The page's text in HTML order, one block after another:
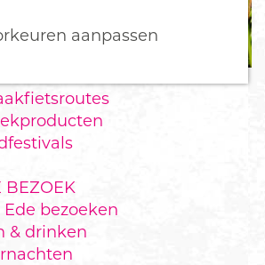
aanpassen
BEZOEK
Ede bezoeken
& drinken
HOEKELUM